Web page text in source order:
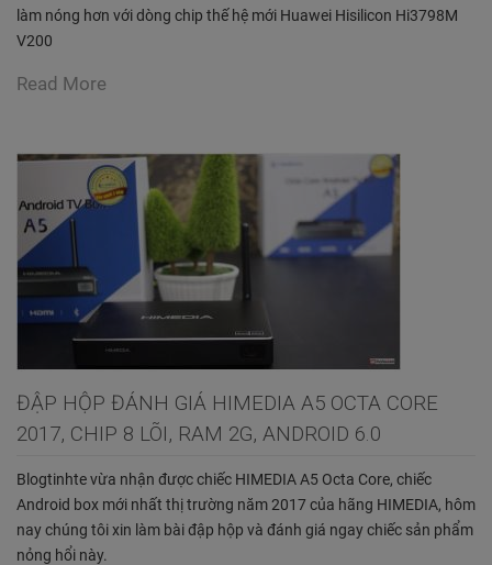
làm nóng hơn với dòng chip thế hệ mới Huawei Hisilicon Hi3798M
V200
Read More
ĐẬP HỘP ĐÁNH GIÁ HIMEDIA A5 OCTA CORE
2017, CHIP 8 LÕI, RAM 2G, ANDROID 6.0
Blogtinhte vừa nhận được chiếc HIMEDIA A5 Octa Core, chiếc
Android box mới nhất thị trường năm 2017 của hãng HIMEDIA, hôm
nay chúng tôi xin làm bài đập hộp và đánh giá ngay chiếc sản phẩm
nỏng hổi này.